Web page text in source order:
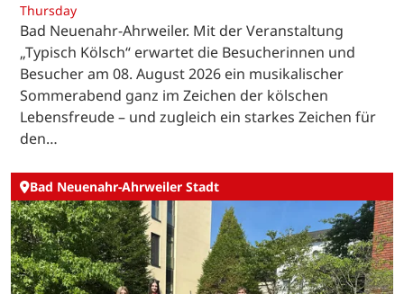
Thursday
Bad Neuenahr-Ahrweiler. Mit der Veranstaltung
„Typisch Kölsch“ erwartet die Besucherinnen und
Besucher am 08. August 2026 ein musikalischer
Sommerabend ganz im Zeichen der kölschen
Lebensfreude – und zugleich ein starkes Zeichen für
den…
Bad Neuenahr-Ahrweiler Stadt